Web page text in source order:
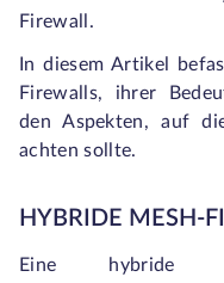
Firewall.
In diesem Artikel
Firewalls, ihrer
den Aspekten, auf
achten sollte.
HYBRIDE MESH-
Eine hybride